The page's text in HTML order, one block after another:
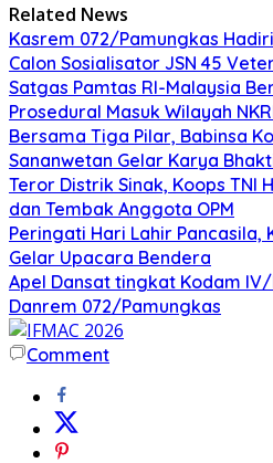
Related News
Kasrem 072/Pamungkas
Calon Sosialisator JSN 45
Satgas Pamtas RI-Malaysia
Prosedural Masuk Wilayah
Bersama Tiga Pilar, Babinsa
Sananwetan Gelar Karya
Teror Distrik Sinak, Koops TNI
dan Tembak Anggota OPM
Peringati Hari Lahir Pancasila,
Gelar Upacara Bendera
Apel Dansat tingkat Kodam
Danrem 072/Pamungkas
Comment